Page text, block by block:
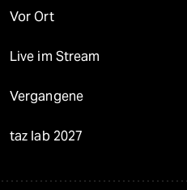
Vor Ort
Live im Stream
Vergangene
taz lab 2027